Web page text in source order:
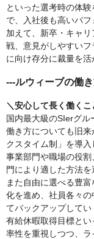
といった選考時の体
で、入社後も高いパフ
加えて、新卒・キャ
戦、意見がしやすいフ
に向け存分に裁量を活
---ルウィーブの働
＼安心して長く働く
国内最大級のSIerグル
働き方についても旧
クスタイム制」を導
事業部門や職場の役
門により適した方法を
また自由に選べる豊
化を進め、社員各々
てバックアップしてい
有給休暇取得目標と
率性を重視しつつ、